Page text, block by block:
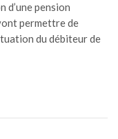
d’une pension
permettre de
du débiteur de